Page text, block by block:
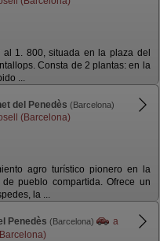
al 1. 800, situada en la plaza del
Consta de 2 plantas: en la
...
del Penedès (Barcelona)
(Barcelona)
agro turístico pionero en la
pueblo compartida. Ofrece un
la ...
Penedès (Barcelona)
a